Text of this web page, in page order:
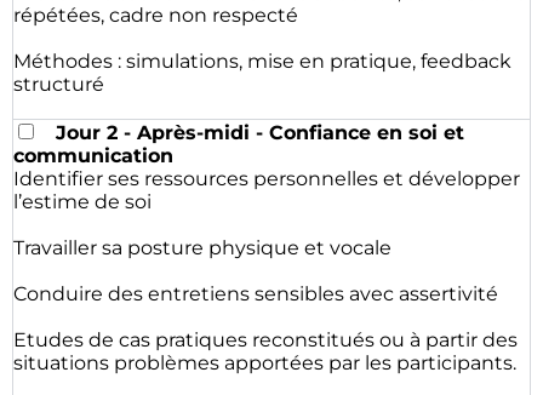
répétées, cadre non respecté
Méthodes : simulations, mise en pratique, feedback
structuré
Jour 2 - Après-midi - Confiance en soi et
communication
Identifier ses ressources personnelles et développer
l’estime de soi
Travailler sa posture physique et vocale
Conduire des entretiens sensibles avec assertivité
Etudes de cas pratiques reconstitués ou à partir des
situations problèmes apportées par les participants.